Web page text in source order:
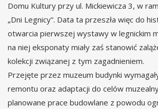
Domu Kultury przy ul. Mickiewicza 3, w
„Dni Legnicy”. Data ta przeszła więc do
otwarcia pierwszej wystawy w legnickim
na niej eksponaty miały zaś stanowić
kolekcji związanej z tym zagadnieniem.
Przejęte przez muzeum budynki
remontu oraz adaptacji do celów
planowane prace budowlane z powodu